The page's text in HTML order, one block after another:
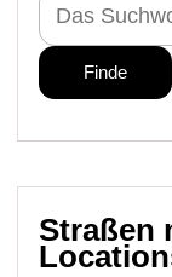
Straßen